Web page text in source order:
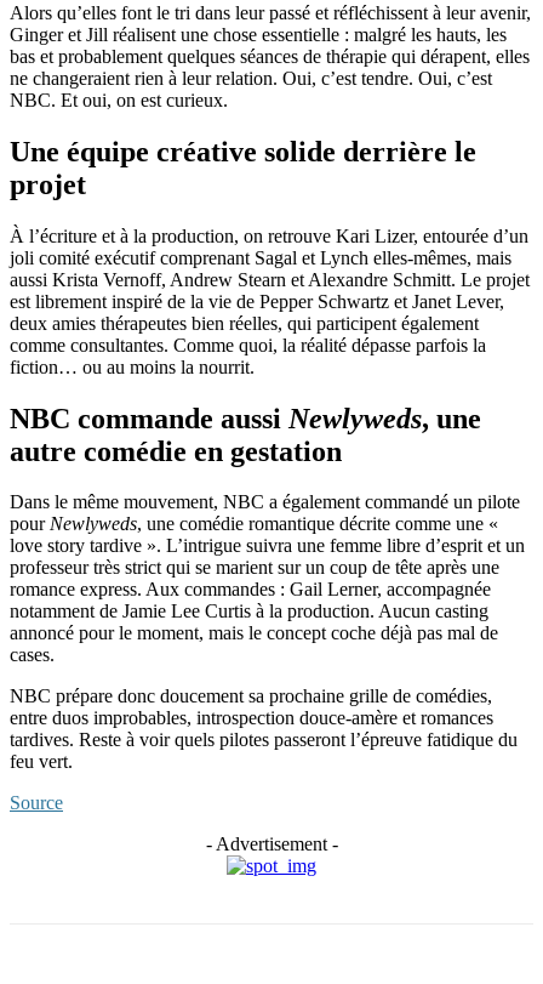
Alors qu’elles font le tri dans leur passé et réfléchissent à leur avenir,
Ginger et Jill réalisent une chose essentielle : malgré les hauts, les
bas et probablement quelques séances de thérapie qui dérapent, elles
ne changeraient rien à leur relation. Oui, c’est tendre. Oui, c’est
NBC. Et oui, on est curieux.
Une équipe créative solide derrière le
projet
À l’écriture et à la production, on retrouve Kari Lizer, entourée d’un
joli comité exécutif comprenant Sagal et Lynch elles-mêmes, mais
aussi Krista Vernoff, Andrew Stearn et Alexandre Schmitt. Le projet
est librement inspiré de la vie de Pepper Schwartz et Janet Lever,
deux amies thérapeutes bien réelles, qui participent également
comme consultantes. Comme quoi, la réalité dépasse parfois la
fiction… ou au moins la nourrit.
NBC commande aussi Newlyweds, une
autre comédie en gestation
Dans le même mouvement, NBC a également commandé un pilote
pourNewlyweds, une comédie romantique décrite comme une «
love story tardive ». L’intrigue suivra une femme libre d’esprit et un
professeur très strict qui se marient sur un coup de tête après une
romance express. Aux commandes : Gail Lerner, accompagnée
notamment de Jamie Lee Curtis à la production. Aucun casting
annoncé pour le moment, mais le concept coche déjà pas mal de
cases.
NBC prépare donc doucement sa prochaine grille de comédies,
entre duos improbables, introspection douce-amère et romances
tardives. Reste à voir quels pilotes passeront l’épreuve fatidique du
feu vert.
Source
- Advertisement -